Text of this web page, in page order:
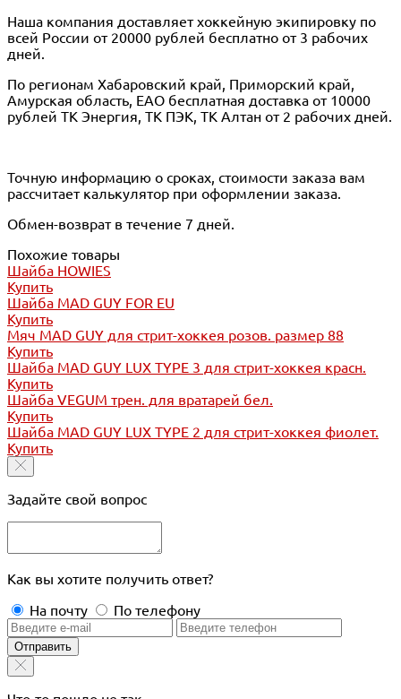
Наша компания доставляет хоккейную экипировку по
всей России от 20000 рублей бесплатно от 3 рабочих
дней.
По регионам Хабаровский край, Приморский край,
Амурская область, ЕАО бесплатная доставка от 10000
рублей ТК Энергия, ТК ПЭК, ТК Алтан от 2 рабочих дней.
Точную информацию о сроках, стоимости заказа вам
рассчитает калькулятор при оформлении заказа.
Обмен-возврат в течение 7 дней.
Похожие товары
Шайба HOWIES
Купить
Шайба MAD GUY FOR EU
Купить
Мяч MAD GUY для стрит-хоккея розов. размер 88
Купить
Шайба MAD GUY LUX TYPE 3 для стрит-хоккея красн.
Купить
Шайба VEGUM трен. для вратарей бел.
Купить
Шайба MAD GUY LUX TYPE 2 для стрит-хоккея фиолет.
Купить
Задайте свой вопрос
Как вы хотите получить ответ?
На почту
По телефону
Отправить